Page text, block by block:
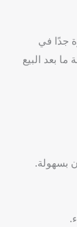
جدًا في
ما بعد البيع
بسهولة.